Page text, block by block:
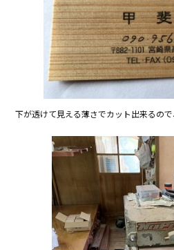
下が透けて見える薄さでカット出来るので